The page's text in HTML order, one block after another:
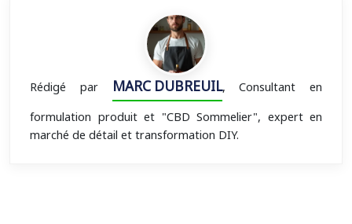
Rédigé par MARC DUBREUIL, Consultant en
formulation produit et "CBD Sommelier", expert en
marché de détail et transformation DIY.